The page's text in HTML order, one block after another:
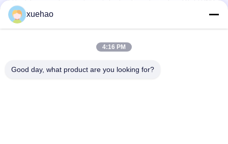
Hochtemperaturgeschmiedeter Lauf aus legiertem Stahl UNS
N06617
Schmiede aus Stahl aus Legierung QT 9000MM
Art Wärmebehandlungs-Knetlegierungs-Stahlschmieden-
xuehao
4:16 PM
Good day, what product are you looking for?